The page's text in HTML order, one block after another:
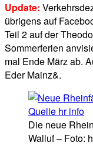
Update:
übrigens auf
Teil 2 auf der
Sommerferien
mal Ende März ab.
Eder Mainz&.
Die neue
Walluf – Foto: